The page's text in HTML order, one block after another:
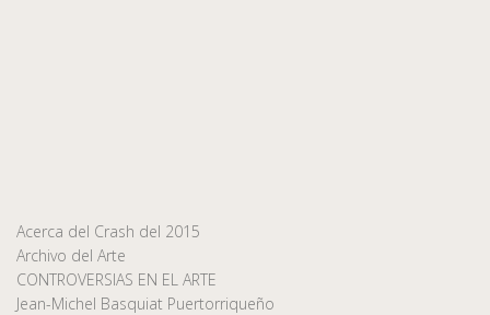
Acerca del Crash del 2015
Archivo del Arte
CONTROVERSIAS EN EL ARTE
Jean-Michel Basquiat Puertorriqueño